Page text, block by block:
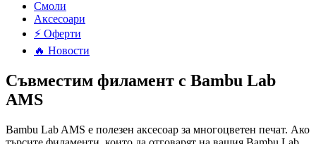
Смоли
Аксесоари
⚡ Оферти
🔥 Новости
Съвместим филамент с Bambu Lab
AMS
Bambu Lab AMS е полезен аксесоар за многоцветен печат. Ако